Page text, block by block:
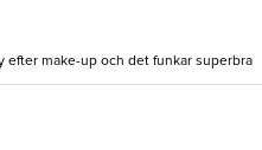
efter make-up och det funkar superbra